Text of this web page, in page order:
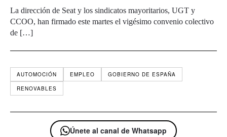
La dirección de Seat y los sindicatos mayoritarios, UGT y
CCOO, han firmado este martes el vigésimo convenio colectivo
de […]
AUTOMOCIÓN EMPLEO
GOBIERNO DE ESPAÑA
RENOVABLES
Únete al canal de Whatsapp